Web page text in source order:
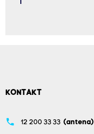
KONTAKT
phone 12 200 33 33 (antena)